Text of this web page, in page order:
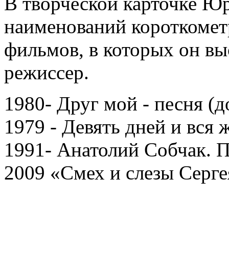
наименований
фильмов, в которых он
режиссер.
1980- Друг мой - песня
1979 - Девять дней и вся
1991- Анатолий Собчак.
2009 «Смех и слезы